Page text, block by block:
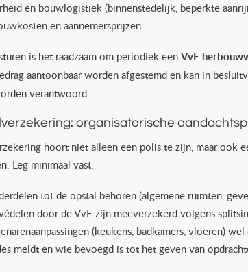
en bouwlogistiek (binnenstedelijk, beperkte
en aannemersprijzen
is het raadzaam om periodiek een VvE
aantoonbaar worden afgestemd en kan in
verantwoord.
organisatorische
hoort niet alleen een polis te zijn, maar ook
Leg minimaal vast:
tot de opstal behoren (algemene ruimten,
door de VvE zijn meeverzekerd volgens
(keukens, badkamers, vloeren)
meldt en wie bevoegd is tot het geven van